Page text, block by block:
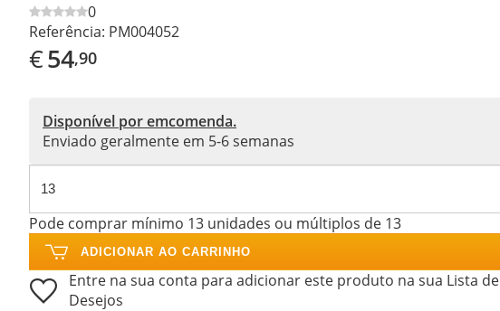
0
Referência: PM004052
€54,90
Disponível por emcomenda.
Enviado geralmente em 5-6 semanas
Pode comprar mínimo 13 unidades ou múltiplos de 13
ADICIONAR AO CARRINHO
Entre na sua conta para adicionar este produto na sua Lista de
Desejos